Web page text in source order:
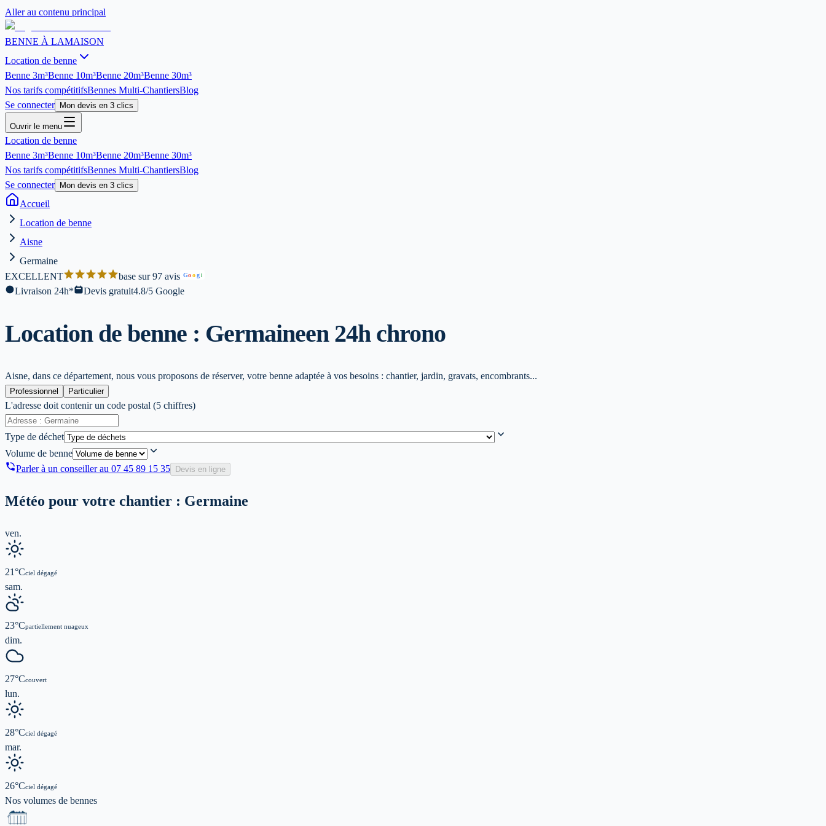
Aller au contenu principal
BENNE À LAMAISON
Location de benne
Benne 3m³Benne 10m³Benne 20m³Benne 30m³
Nos tarifs compétitifsBennes Multi-ChantiersBlog
Se connecter
Mon devis en 3 clics
Ouvrir le menu
Location de benne
Benne 3m³Benne 10m³Benne 20m³Benne 30m³
Nos tarifs compétitifsBennes Multi-ChantiersBlog
Se connecter
Mon devis en 3 clics
Accueil
Location de benne
Aisne
Germaine
EXCELLENT
base sur 97 avis Goog l
Livraison 24h* Devis gratuit4.8/5 Google
Location de benne : Germaineen 24h chrono
Aisne, dans ce département, nous vous proposons de réserver, votre benne adaptée à vos besoins : chantier, jardin, gravats, encombrants...
Professionnel Particulier
L'adresse doit contenir un code postal (5 chiffres)
Type de déchet
Volume de benne
Parler à un conseiller au 07 45 89 15 35 Devis en ligne
Météo pour votre chantier : Germaine
ven.
21°Cciel dégagé
sam.
23°Cpartiellement nuageux
dim.
27°Ccouvert
lun.
28°Cciel dégagé
mar.
26°Cciel dégagé
Nos volumes de bennes